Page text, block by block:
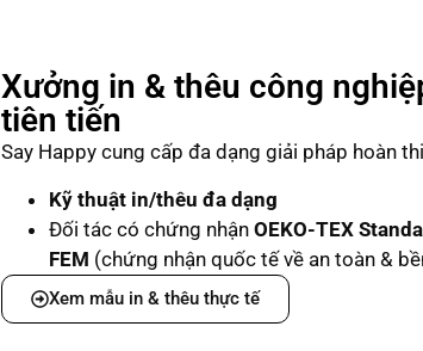
Xưởng in & thêu công
tiên tiến
Say Happy cung cấp đa dạng giải pháp hoàn
Kỹ thuật in/thêu đa dạng
Đối tác có chứng nhận OEKO-TEX
FEM (chứng nhận quốc tế về an toàn &
Xem mẫu in & thêu thực tế